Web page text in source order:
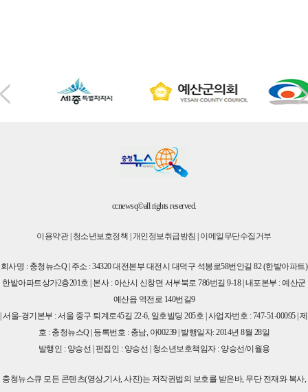
ccnewsq©all rights reserved.
이용약관| 청소년보호정책 개인정보취급방침 이메일무단수집거부
회사명 : 충청뉴스Q | 주소 : 34320 대전본부 대전시 대덕구 석봉로58번안길 82 (한밭아파트)
한밭아파트상가2층201호 | 본사 : 아산시 신창면 서부북로 786번길 9-18 | 내포본부 : 예산군
예산읍 역전로 140번길9
| 서울-경기본부 : 서울 중구 퇴계로45길 22-6, 일호빌딩 205호 | 사업자번호 : 747-51-00095 | 제
호 : 충청뉴스Q | 등록번호 : 충남, 아00239 | 발행일자: 2014년 8월 28일
발행인 : 양승선 | 편집인 : 양승선 | 청소년보호책임자 : 양승선/이월용
충청뉴스큐 모든 콘텐츠(영상,기사, 사진)는 저작권법의 보호를 받은바, 무단 전재와 복사,